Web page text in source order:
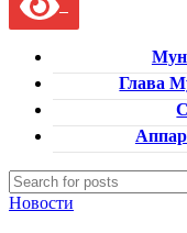
Глава
Новости